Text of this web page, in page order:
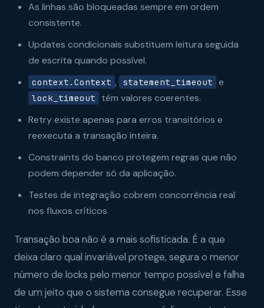
As linhas são bloqueadas sempre em ordem
consistente.
Updates condicionais substituem leitura seguida
de escrita quando possível.
context.Context , statement_timeout e
lock_timeout
têm valores coerentes.
Retry existe apenas para erros transitórios e
reexecuta a transação inteira.
Constraints do banco protegem regras que não
podem depender só da aplicação.
Testes de integração cobrem concorrência real
nos fluxos críticos.
Transação boa não é a mais sofisticada. É a que
deixa claro qual invariável protege, segura o menor
número de locks pelo menor tempo possível e falha
de um jeito que o sistema consegue recuperar. Esse